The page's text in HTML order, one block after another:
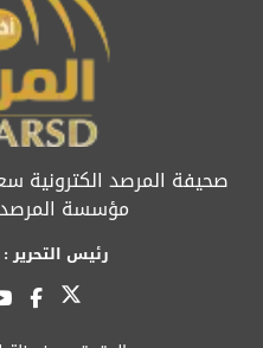
صحيفة المرصد الكترونية
مؤسسة المرصد
رئيس التحرير